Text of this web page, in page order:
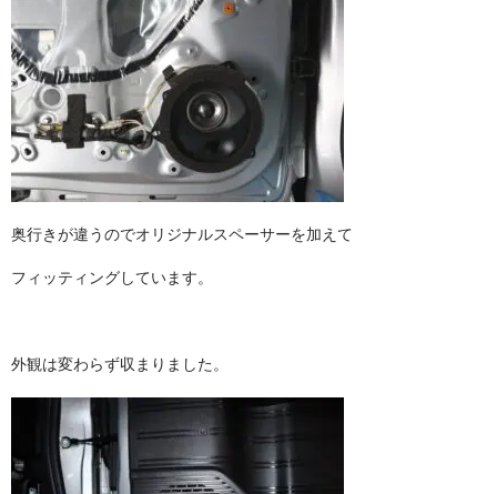
奥行きが違うのでオリジナルスペーサーを加えて
フィッティングしています。
外観は変わらず収まりました。